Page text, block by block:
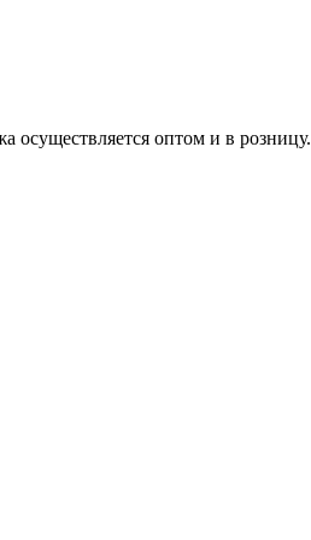
осуществляется оптом и в розницу.